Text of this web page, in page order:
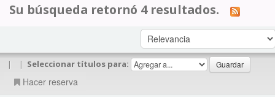
Su búsqueda retornó 4 resultados.
| | Seleccionar títulos para:
Hacer reserva